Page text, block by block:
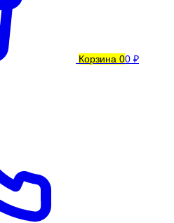
Корзина 00 ₽